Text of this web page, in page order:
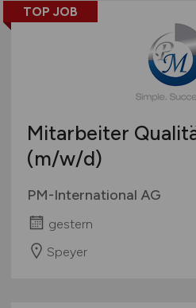
TOP JOB
Mitarbeiter
(m/w/d)
PM-International AG
gestern
Speyer